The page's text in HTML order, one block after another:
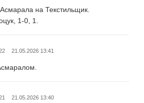
Асмарала на Текстильщик.
1-0, 1.
21.05.2026 13:41
21.05.2026 13:40